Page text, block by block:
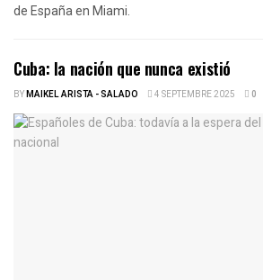
de España en Miami.
Cuba: la nación que nunca existió
BYMAIKEL ARISTA - SALADO 4 SEPTEMBRE 2025 0